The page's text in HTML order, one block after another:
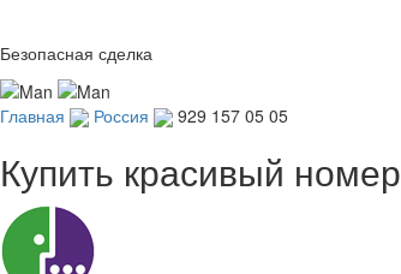
Безопасная сделка
Главная Россия 929 157 05 05
Купить красивый номер